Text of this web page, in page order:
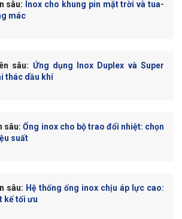
sâu:
Inox cho khung pin mặt trời và tua-
mác
sâu: Ứng dụng Inox Duplex và Super
thác dầu khí
sâu: Ống inox cho bộ trao đổi nhiệt: chọn
suất
sâu: Hệ thống ống inox chịu áp lực cao:
kế tối ưu